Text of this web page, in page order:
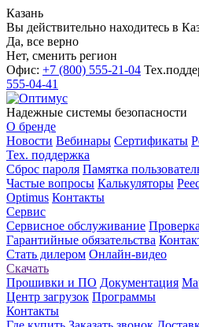
Казань
Вы действительно находитесь в
Да, все верно
Нет, сменить регион
Офис: +7 (800) 555-21-04
555-04-41
Надежные системы безопасности
О бренде
Новости Вебинары Сертификаты
Тех. поддержка
Сброс пароля Памятка
Частые вопросы Калькуляторы
Optimus Контакты
Сервис
Сервисное обслуживание
Гарантийные обязательства
Стать дилером Онлайн-видео
Скачать
Прошивки и ПО Документация
Центр загрузок Программы
Контакты